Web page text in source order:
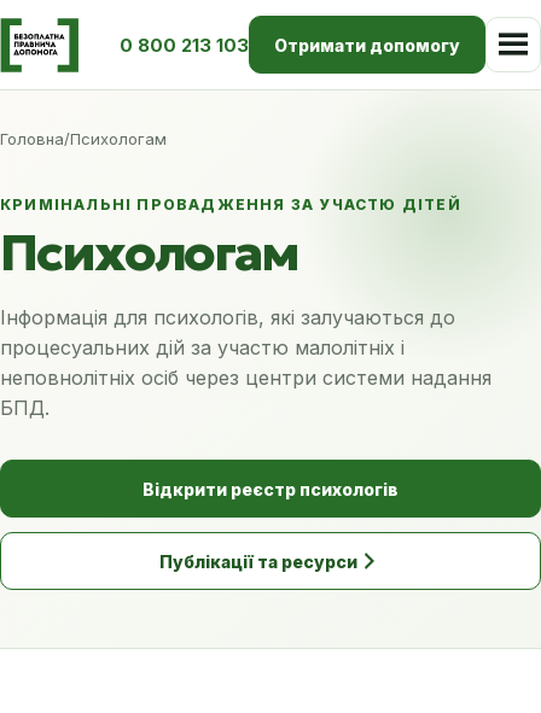
0 800 213 103 Отримати допомогу
Головна/Психологам
КРИМІНАЛЬНІ ПРОВАДЖЕННЯ ЗА УЧАСТЮ ДІТЕЙ
Психологам
Інформація для психологів, які залучаються до
процесуальних дій за участю малолітніх і
неповнолітніх осіб через центри системи надання
БПД.
Відкрити реєстр психологів
Публікації та ресурси